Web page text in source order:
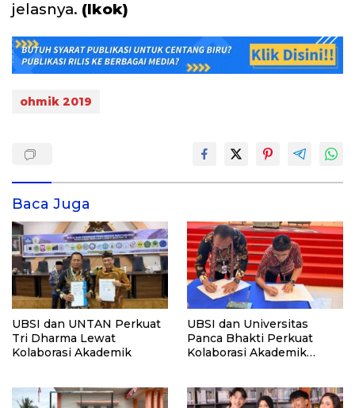
jelasnya. (Ikok)
ohmik 2019
Baca Juga
UBSI dan UNTAN Perkuat
Tri Dharma Lewat
Kolaborasi Akademik
UBSI dan Universitas
Panca Bhakti Perkuat
Kolaborasi Akademik